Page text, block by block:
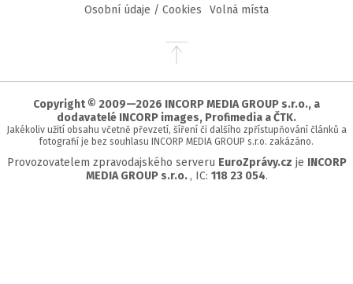
Osobní údaje / Cookies
Volná místa
Přejít
stránky
Copyright © 2009—2026 INCORP MEDIA GROUP s.r.o., a
dodavatelé INCORP images, Profimedia a ČTK.
Jakékoliv užití obsahu včetně převzetí, šíření či dalšího zpřístupňování článků a
fotografií je bez souhlasu INCORP MEDIA GROUP s.r.o. zakázáno.
Provozovatelem zpravodajského serveru EuroZprávy.cz je INCORP
MEDIA GROUP s.r.o. , IC: 118 23 054.